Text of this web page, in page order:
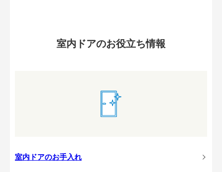
室内ドアのお役立ち情報
室内ドアのお手入れ